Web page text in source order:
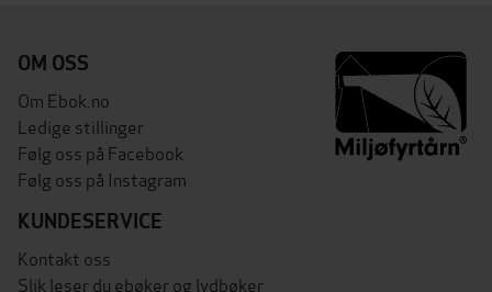
OM OSS
Om Ebok.no
Ledige stillinger
Følg oss på Facebook
Følg oss på Instagram
KUNDESERVICE
Kontakt oss
Slik leser du ebøker og lydbøker